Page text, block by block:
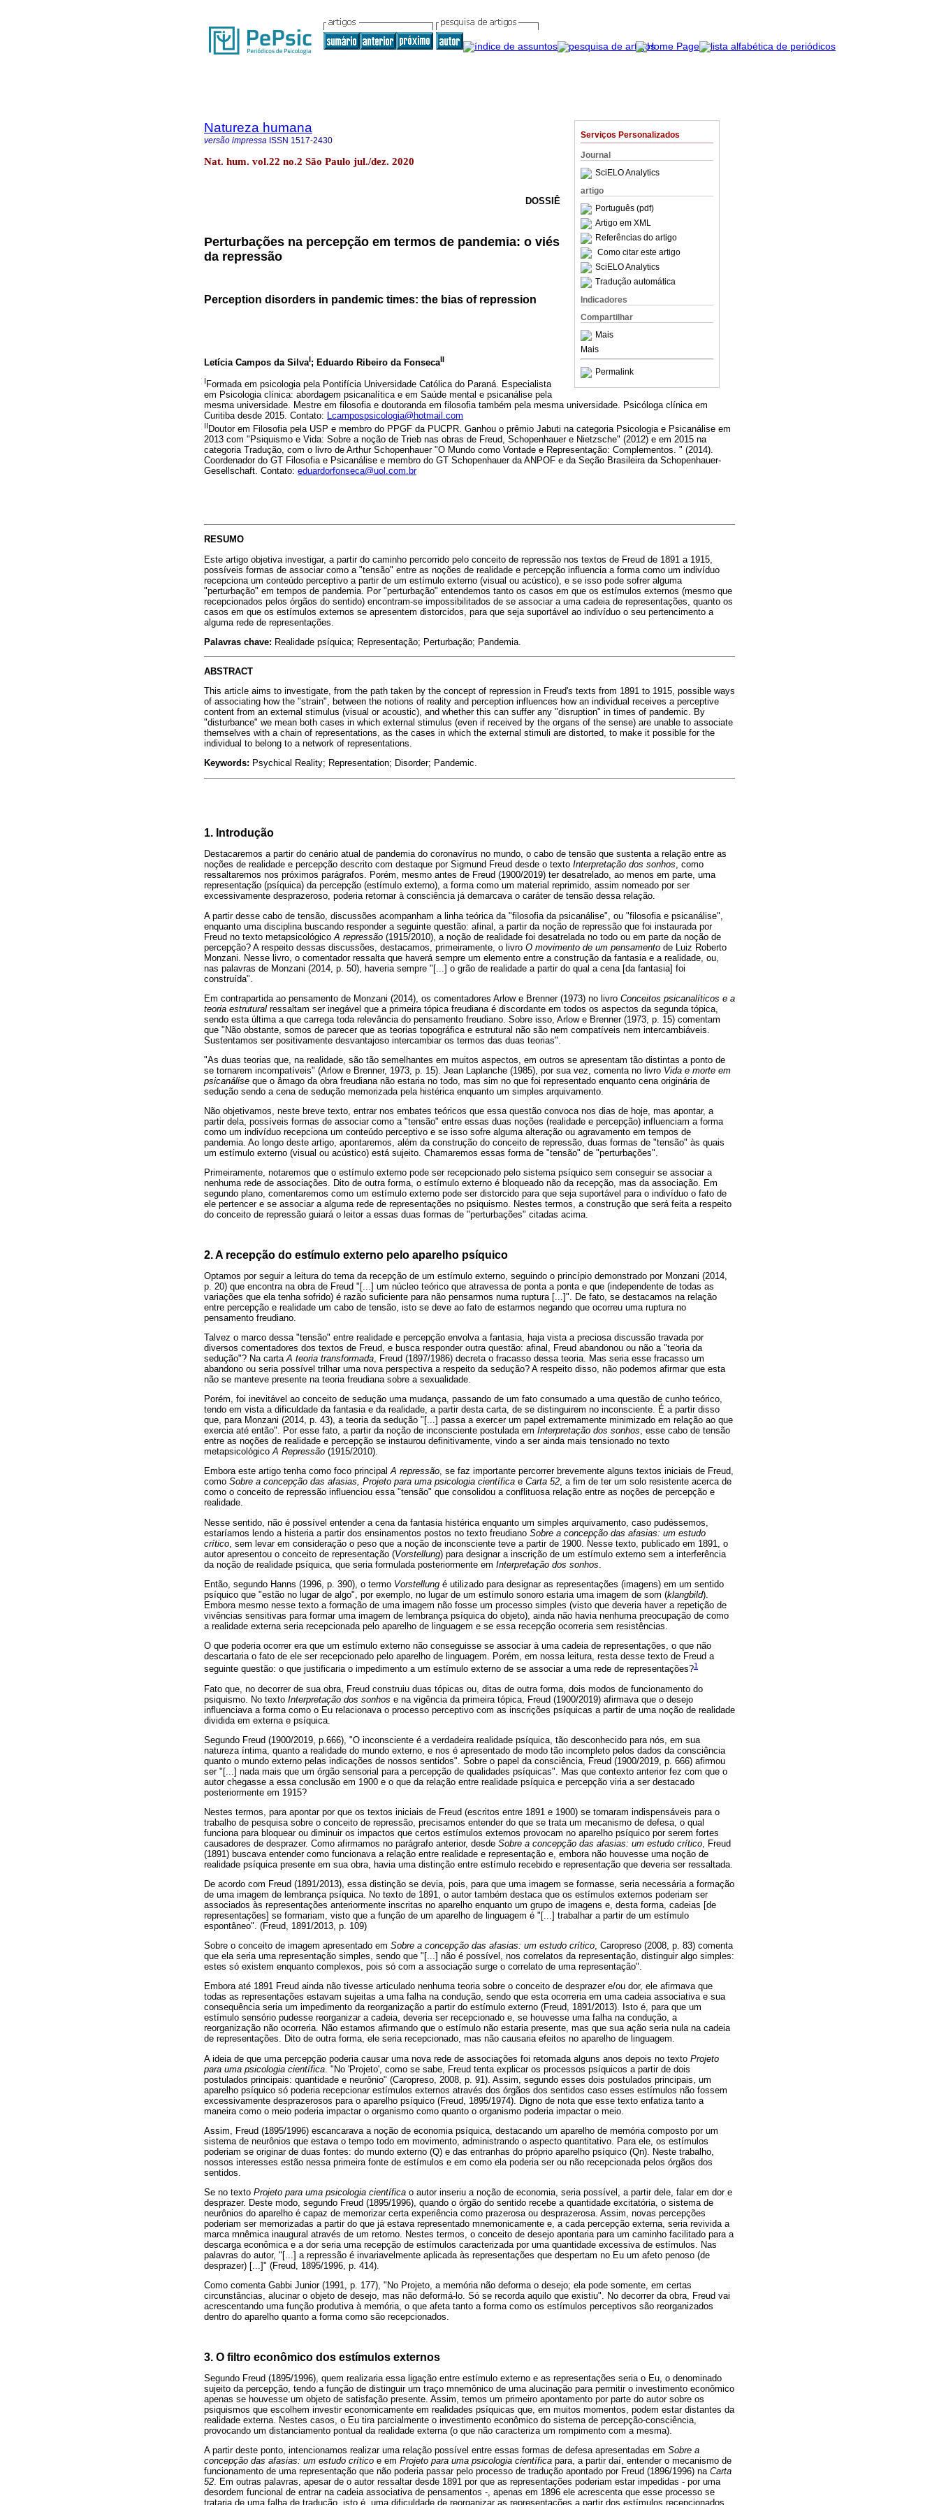
Serviços Personalizados
Journal
SciELO Analytics
artigo
Português (pdf)
Artigo em XML
Referências do artigo
Como citar este artigo
SciELO Analytics
Tradução automática
Indicadores
Compartilhar
Mais
Mais
Permalink
Natureza humana
versão impressa ISSN 1517-2430
Nat. hum. vol.22 no.2 São Paulo jul./dez. 2020
DOSSIÊ
Perturbações na percepção em termos de pandemia: o viés
da repressão
Perception disorders in pandemic times: the bias of repression
Letícia Campos da SilvaI; Eduardo Ribeiro da FonsecaII
I Formada em psicologia pela Pontifícia Universidade Católica do Paraná. Especialista
em Psicologia clínica: abordagem psicanalítica e em Saúde mental e psicanálise pela
mesma universidade. Mestre em filosofia e doutoranda em filosofia também pela mesma universidade. Psicóloga clínica em
Curitiba desde 2015. Contato: Lcampospsicologia@hotmail.com
IIDoutor em Filosofia pela USP e membro do PPGF da PUCPR. Ganhou o prêmio Jabuti na categoria Psicologia e Psicanálise em
2013 com "Psiquismo e Vida: Sobre a noção de Trieb nas obras de Freud, Schopenhauer e Nietzsche" (2012) e em 2015 na
categoria Tradução, com o livro de Arthur Schopenhauer "O Mundo como Vontade e Representação: Complementos. " (2014).
Coordenador do GT Filosofia e Psicanálise e membro do GT Schopenhauer da ANPOF e da Seção Brasileira da Schopenhauer-
Gesellschaft. Contato: eduardorfonseca@uol.com.br
RESUMO
Este artigo objetiva investigar, a partir do caminho percorrido pelo conceito de repressão nos textos de Freud de 1891 a 1915,
possíveis formas de associar como a "tensão" entre as noções de realidade e percepção influencia a forma como um indivíduo
recepciona um conteúdo perceptivo a partir de um estímulo externo (visual ou acústico), e se isso pode sofrer alguma
"perturbação" em tempos de pandemia. Por "perturbação" entendemos tanto os casos em que os estímulos externos (mesmo que
recepcionados pelos órgãos do sentido) encontram-se impossibilitados de se associar a uma cadeia de representações, quanto os
casos em que os estímulos externos se apresentem distorcidos, para que seja suportável ao indivíduo o seu pertencimento a
alguma rede de representações.
Palavras chave: Realidade psíquica; Representação; Perturbação; Pandemia.
ABSTRACT
This article aims to investigate, from the path taken by the concept of repression in Freud's texts from 1891 to 1915, possible ways
of associating how the "strain", between the notions of reality and perception influences how an individual receives a perceptive
content from an external stimulus (visual or acoustic), and whether this can suffer any "disruption" in times of pandemic. By
"disturbance" we mean both cases in which external stimulus (even if received by the organs of the sense) are unable to associate
themselves with a chain of representations, as the cases in which the external stimuli are distorted, to make it possible for the
individual to belong to a network of representations.
Keywords: Psychical Reality; Representation; Disorder; Pandemic.
1. Introdução
Destacaremos a partir do cenário atual de pandemia do coronavírus no mundo, o cabo de tensão que sustenta a relação entre as
noções de realidade e percepção descrito com destaque por Sigmund Freud desde o texto Interpretação dos sonhos, como
ressaltaremos nos próximos parágrafos. Porém, mesmo antes de Freud (1900/2019) ter desatrelado, ao menos em parte, uma
representação (psíquica) da percepção (estímulo externo), a forma como um material reprimido, assim nomeado por ser
excessivamente desprazeroso, poderia retornar à consciência já demarcava o caráter de tensão dessa relação.
A partir desse cabo de tensão, discussões acompanham a linha teórica da "filosofia da psicanálise", ou "filosofia e psicanálise",
enquanto uma disciplina buscando responder a seguinte questão: afinal, a partir da noção de repressão que foi instaurada por
Freud no texto metapsicológico A repressão (1915/2010), a noção de realidade foi desatrelada no todo ou em parte da noção de
percepção? A respeito dessas discussões, destacamos, primeiramente, o livro O movimento de um pensamento de Luiz Roberto
Monzani. Nesse livro, o comentador ressalta que haverá sempre um elemento entre a construção da fantasia e a realidade, ou,
nas palavras de Monzani (2014, p. 50), haveria sempre "[...] o grão de realidade a partir do qual a cena [da fantasia] foi
construída".
Em contrapartida ao pensamento de Monzani (2014), os comentadores Arlow e Brenner (1973) no livro Conceitos psicanalíticos e a
teoria estrutural ressaltam ser inegável que a primeira tópica freudiana é discordante em todos os aspectos da segunda tópica,
sendo esta última a que carrega toda relevância do pensamento freudiano. Sobre isso, Arlow e Brenner (1973, p. 15) comentam
que "Não obstante, somos de parecer que as teorias topográfica e estrutural não são nem compatíveis nem intercambiáveis.
Sustentamos ser positivamente desvantajoso intercambiar os termos das duas teorias".
"As duas teorias que, na realidade, são tão semelhantes em muitos aspectos, em outros se apresentam tão distintas a ponto de
se tornarem incompatíveis" (Arlow e Brenner, 1973, p. 15). Jean Laplanche (1985), por sua vez, comenta no livro Vida e morte em
psicanálise que o âmago da obra freudiana não estaria no todo, mas sim no que foi representado enquanto cena originária de
sedução sendo a cena de sedução memorizada pela histérica enquanto um simples arquivamento.
Não objetivamos, neste breve texto, entrar nos embates teóricos que essa questão convoca nos dias de hoje, mas apontar, a
partir dela, possíveis formas de associar como a "tensão" entre essas duas noções (realidade e percepção) influenciam a forma
como um indivíduo recepciona um conteúdo perceptivo e se isso sofre alguma alteração ou agravamento em tempos de
pandemia. Ao longo deste artigo, apontaremos, além da construção do conceito de repressão, duas formas de "tensão" às quais
um estímulo externo (visual ou acústico) está sujeito. Chamaremos essas forma de "tensão" de "perturbações".
Primeiramente, notaremos que o estímulo externo pode ser recepcionado pelo sistema psíquico sem conseguir se associar a
nenhuma rede de associações. Dito de outra forma, o estímulo externo é bloqueado não da recepção, mas da associação. Em
segundo plano, comentaremos como um estímulo externo pode ser distorcido para que seja suportável para o indivíduo o fato de
ele pertencer e se associar a alguma rede de representações no psiquismo. Nestes termos, a construção que será feita a respeito
do conceito de repressão guiará o leitor a essas duas formas de "perturbações" citadas acima.
2. A recepção do estímulo externo pelo aparelho psíquico
Optamos por seguir a leitura do tema da recepção de um estímulo externo, seguindo o princípio demonstrado por Monzani (2014,
p. 20) que encontra na obra de Freud "[...] um núcleo teórico que atravessa de ponta a ponta e que (independente de todas as
variações que ela tenha sofrido) é razão suficiente para não pensarmos numa ruptura [...]". De fato, se destacamos na relação
entre percepção e realidade um cabo de tensão, isto se deve ao fato de estarmos negando que ocorreu uma ruptura no
pensamento freudiano.
Talvez o marco dessa "tensão" entre realidade e percepção envolva a fantasia, haja vista a preciosa discussão travada por
diversos comentadores dos textos de Freud, e busca responder outra questão: afinal, Freud abandonou ou não a "teoria da
sedução"? Na cartaA teoria transformada, Freud (1897/1986) decreta o fracasso dessa teoria. Mas seria esse fracasso um
abandono ou seria possível trilhar uma nova perspectiva a respeito da sedução? A respeito disso, não podemos afirmar que esta
não se manteve presente na teoria freudiana sobre a sexualidade.
Porém, foi inevitável ao conceito de sedução uma mudança, passando de um fato consumado a uma questão de cunho teórico,
tendo em vista a dificuldade da fantasia e da realidade, a partir desta carta, de se distinguirem no inconsciente. É a partir disso
que, para Monzani (2014, p. 43), a teoria da sedução "[...] passa a exercer um papel extremamente minimizado em relação ao que
exercia até então". Por esse fato, a partir da noção de inconsciente postulada em Interpretação dos sonhos, esse cabo de tensão
entre as noções de realidade e percepção se instaurou definitivamente, vindo a ser ainda mais tensionado no texto
metapsicológicoA Repressão (1915/2010).
Embora este artigo tenha como foco principalA repressão, se faz importante percorrer brevemente alguns textos iniciais de Freud,
como Sobre a concepção das afasias, Projeto para uma psicologia científica e Carta 52, a fim de ter um solo resistente acerca de
como o conceito de repressão influenciou essa "tensão" que consolidou a conflituosa relação entre as noções de percepção e
realidade.
Nesse sentido, não é possível entender a cena da fantasia histérica enquanto um simples arquivamento, caso pudéssemos,
estaríamos lendo a histeria a partir dos ensinamentos postos no texto freudiano Sobre a concepção das afasias: um estudo
crítico , sem levar em consideração o peso que a noção de inconsciente teve a partir de 1900. Nesse texto, publicado em 1891, o
autor apresentou o conceito de representação (Vorstellung) para designar a inscrição de um estímulo externo sem a interferência
da noção de realidade psíquica, que seria formulada posteriormente em Interpretação dos sonhos
Então, segundo Hanns (1996, p. 390), o termo Vorstellung é utilizado para designar as representações (imagens) em um sentido
psíquico que "estão no lugar de algo", por exemplo, no lugar de um estímulo sonoro estaria uma imagem de som (klangbild).
Embora mesmo nesse texto a formação de uma imagem não fosse um processo simples (visto que deveria haver a repetição de
vivências sensitivas para formar uma imagem de lembrança psíquica do objeto), ainda não havia nenhuma preocupação de como
a realidade externa seria recepcionada pelo aparelho de linguagem e se essa recepção ocorreria sem resistências.
O que poderia ocorrer era que um estímulo externo não conseguisse se associar à uma cadeia de representações, o que não
descartaria o fato de ele ser recepcionado pelo aparelho de linguagem. Porém, em nossa leitura, resta desse texto de Freud a
seguinte questão: o que justificaria o impedimento a um estímulo externo de se associar a uma rede de representações?1
Fato que, no decorrer de sua obra, Freud construiu duas tópicas ou, ditas de outra forma, dois modos de funcionamento do
psiquismo. No texto Interpretação dos sonhos e na vigência da primeira tópica, Freud (1900/2019) afirmava que o desejo
influenciava a forma como o Eu relacionava o processo perceptivo com as inscrições psíquicas a partir de uma noção de realidade
dividida em externa e psíquica.
Segundo Freud (1900/2019, p.666), "O inconsciente é a verdadeira realidade psíquica, tão desconhecido para nós, em sua
natureza íntima, quanto a realidade do mundo externo, e nos é apresentado de modo tão incompleto pelos dados da consciência
quanto o mundo externo pelas indicações de nossos sentidos". Sobre o papel da consciência, Freud (1900/2019, p. 666) afirmou
ser "[...] nada mais que um órgão sensorial para a percepção de qualidades psíquicas". Mas que contexto anterior fez com que o
autor chegasse a essa conclusão em 1900 e o que da relação entre realidade psíquica e percepção viria a ser destacado
posteriormente em 1915?
Nestes termos, para apontar por que os textos iniciais de Freud (escritos entre 1891 e 1900) se tornaram indispensáveis para o
trabalho de pesquisa sobre o conceito de repressão, precisamos entender do que se trata um mecanismo de defesa, o qual
funciona para bloquear ou diminuir os impactos que certos estímulos externos provocam no aparelho psíquico por serem fortes
causadores de desprazer. Como afirmamos no parágrafo anterior, desde Sobre a concepção das afasias: um estudo crítico , Freud
(1891) buscava entender como funcionava a relação entre realidade e representação e, embora não houvesse uma noção de
realidade psíquica presente em sua obra, havia uma distinção entre estímulo recebido e representação que deveria ser ressaltada.
De acordo com Freud (1891/2013), essa distinção se devia, pois, para que uma imagem se formasse, seria necessária a formação
de uma imagem de lembrança psíquica. No texto de 1891, o autor também destaca que os estímulos externos poderiam ser
associados às representações anteriormente inscritas no aparelho enquanto um grupo de imagens e, desta forma, cadeias [de
representações] se formariam, visto que a função de um aparelho de linguagem é "[...] trabalhar a partir de um estímulo
espontâneo". (Freud, 1891/2013, p. 109)
Sobre o conceito de imagem apresentado em Sobre a concepção das afasias: um estudo crítico, Caropreso (2008, p. 83) comenta
que ela seria uma representação simples, sendo que "[...] não é possível, nos correlatos da representação, distinguir algo simples:
estes só existem enquanto complexos, pois só com a associação surge o correlato de uma representação".
Embora até 1891 Freud ainda não tivesse articulado nenhuma teoria sobre o conceito de desprazer e/ou dor, ele afirmava que
todas as representações estavam sujeitas a uma falha na condução, sendo que esta ocorreria em uma cadeia associativa e sua
consequência seria um impedimento da reorganização a partir do estímulo externo (Freud, 1891/2013). Isto é, para que um
estímulo sensório pudesse reorganizar a cadeia, deveria ser recepcionado e, se houvesse uma falha na condução, a
reorganização não ocorreria. Não estamos afirmando que o estímulo não estaria presente, mas que sua ação seria nula na cadeia
de representações. Dito de outra forma, ele seria recepcionado, mas não causaria efeitos no aparelho de linguagem.
A ideia de que uma percepção poderia causar uma nova rede de associações foi retomada alguns anos depois no texto Projeto
para uma psicologia científica . "No 'Projeto', como se sabe, Freud tenta explicar os processos psíquicos a partir de dois
postulados principais: quantidade e neurônio" (Caropreso, 2008, p. 91). Assim, segundo esses dois postulados principais, um
aparelho psíquico só poderia recepcionar estímulos externos através dos órgãos dos sentidos caso esses estímulos não fossem
excessivamente desprazerosos para o aparelho psíquico (Freud, 1895/1974). Digno de nota que esse texto enfatiza tanto a
maneira como o meio poderia impactar o organismo como quanto o organismo poderia impactar o meio.
Assim, Freud (1895/1996) escancarava a noção de economia psíquica, destacando um aparelho de memória composto por um
sistema de neurônios que estava o tempo todo em movimento, administrando o aspecto quantitativo. Para ele, os estímulos
poderiam se originar de duas fontes: do mundo externo (Q) e das entranhas do próprio aparelho psíquico (Qn). Neste trabalho,
nossos interesses estão nessa primeira fonte de estímulos e em como ela poderia ser ou não recepcionada pelos órgãos dos
sentidos.
Se no texto Projeto para uma psicologia científica o autor inseriu a noção de economia, seria possível, a partir dele, falar em dor e
desprazer. Deste modo, segundo Freud (1895/1996), quando o órgão do sentido recebe a quantidade excitatória, o sistema de
neurônios do aparelho é capaz de memorizar certa experiência como prazerosa ou desprazerosa. Assim, novas percepções
poderiam ser memorizadas a partir do que já estava representado mnemonicamente e, a cada percepção externa, seria revivida a
marca mnêmica inaugural através de um retorno. Nestes termos, o conceito de desejo apontaria para um caminho facilitado para a
descarga econômica e a dor seria uma recepção de estímulos caracterizada por uma quantidade excessiva de estímulos. Nas
palavras do autor, "[...] a repressão é invariavelmente aplicada às representações que despertam no Eu um afeto penoso (de
desprazer) [...]" (Freud, 1895/1996, p. 414).
Como comenta Gabbi Junior (1991, p. 177), "No Projeto, a memória não deforma o desejo; ela pode somente, em certas
circunstâncias, alucinar o objeto de desejo, mas não deformá-lo. Só se recorda aquilo que existiu". No decorrer da obra, Freud vai
acrescentando uma função produtiva à memória, o que afeta tanto a forma como os estímulos perceptivos são reorganizados
dentro do aparelho quanto a forma como são recepcionados.
3. O filtro econômico dos estímulos externos
Segundo Freud (1895/1996), quem realizaria essa ligação entre estímulo externo e as representações seria o Eu, o denominado
sujeito da percepção, tendo a função de distinguir um traço mnemônico de uma alucinação para permitir o investimento econômico
apenas se houvesse um objeto de satisfação presente. Assim, temos um primeiro apontamento por parte do autor sobre os
psiquismos que escolhem investir economicamente em realidades psíquicas que, em muitos momentos, podem estar distantes da
realidade externa. Nestes casos, o Eu tira parcialmente o investimento econômico do sistema de percepção-consciência,
provocando um distanciamento pontual da realidade externa (o que não caracteriza um rompimento com a mesma).
A partir deste ponto, intencionamos realizar uma relação possível entre essas formas de defesa apresentadas em Sobre a
concepção das afasias: um estudo crítico e em Projeto para uma psicologia científica para, a partir daí, entender o mecanismo de
funcionamento de uma representação que não poderia passar pelo processo de tradução apontado por Freud (1896/1996) na Carta
52 . Em outras palavras, apesar de o autor ressaltar desde 1891 por que as representações poderiam estar impedidas - por uma
desordem funcional de entrar na cadeia associativa de pensamentos -, apenas em 1896 ele acrescenta que esse processo se
trataria de uma falha de tradução, isto é, uma dificuldade de reorganizar as representações a partir dos estímulos recepcionados